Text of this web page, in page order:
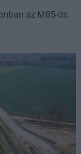
az M85-ös